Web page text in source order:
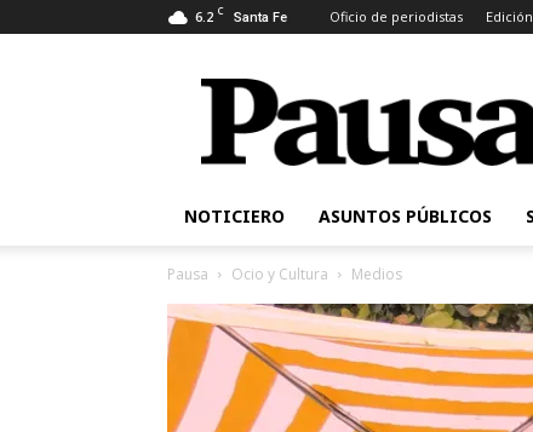
6.2 C Santa Fe Oficio de periodistas
Pausa
NOTICIERO ASUNTOS PÚBLICOS
Pausa Ocio y Cultura Medios